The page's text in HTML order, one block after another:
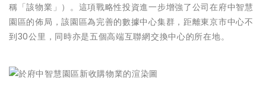
稱「該物業」）。這項戰略性投資進一步增強了公司在府中智慧
園區的佈局，該園區為完善的數據中心集群，距離東京市中心不
到30公里，同時亦是五個高端互聯網交換中心的所在地。